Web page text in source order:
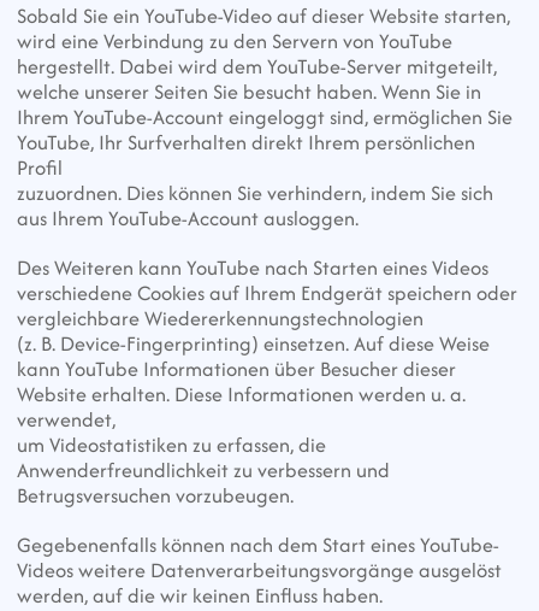
Sobald Sie ein YouTube-Video auf dieser Website starten,
wird eine Verbindung zu den Servern von YouTube
hergestellt. Dabei wird dem YouTube-Server mitgeteilt,
welche unserer Seiten Sie besucht haben. Wenn Sie in
Ihrem YouTube-Account eingeloggt sind, ermöglichen Sie
YouTube, Ihr Surfverhalten direkt Ihrem persönlichen
Profil
zuzuordnen. Dies können Sie verhindern, indem Sie sich
aus Ihrem YouTube-Account ausloggen.
Des Weiteren kann YouTube nach Starten eines Videos
verschiedene Cookies auf Ihrem Endgerät speichern oder
vergleichbare Wiedererkennungstechnologien
(z. B. Device-Fingerprinting) einsetzen. Auf diese Weise
kann YouTube Informationen über Besucher dieser
Website erhalten. Diese Informationen werden u. a.
verwendet,
um Videostatistiken zu erfassen, die
Anwenderfreundlichkeit zu verbessern und
Betrugsversuchen vorzubeugen.
Gegebenenfalls können nach dem Start eines YouTube-
Videos weitere Datenverarbeitungsvorgänge ausgelöst
werden, auf die wir keinen Einfluss haben.